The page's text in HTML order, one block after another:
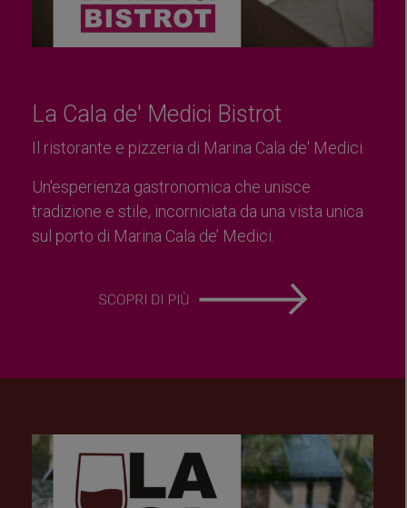
La Cala de' Medici Bistrot
Il ristorante e pizzeria di Marina Cala de' Medici.
Un'esperienza gastronomica che unisce
tradizione e stile, incorniciata da una vista unica
sul porto di Marina Cala de’ Medici.